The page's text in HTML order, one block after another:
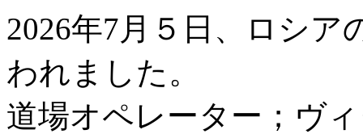
2026年7月５日、ロシア
われました。
道場オペレーター；ヴ